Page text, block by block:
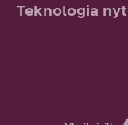
Teknologia nyt